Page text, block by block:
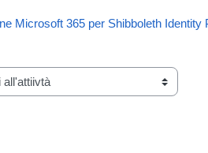
Microsoft 365 per Shibboleth